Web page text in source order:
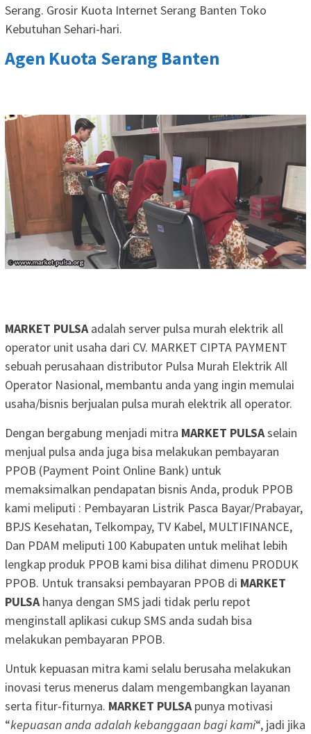
Serang. Grosir Kuota Internet Serang Banten Toko
Kebutuhan Sehari-hari.
Agen Kuota Serang Banten
MARKET PULSAadalah server pulsa murah elektrik all
operator unit usaha dari CV. MARKET CIPTA PAYMENT
sebuah perusahaan distributor Pulsa Murah Elektrik All
Operator Nasional, membantu anda yang ingin memulai
usaha/bisnis berjualan pulsa murah elektrik all operator.
Dengan bergabung menjadi mitra MARKET PULSAselain
menjual pulsa anda juga bisa melakukan pembayaran
PPOB (Payment Point Online Bank) untuk
memaksimalkan pendapatan bisnis Anda, produk PPOB
kami meliputi : Pembayaran Listrik Pasca Bayar/Prabayar,
BPJS Kesehatan, Telkompay, TV Kabel, MULTIFINANCE,
Dan PDAM meliputi 100 Kabupaten untuk melihat lebih
lengkap produk PPOB kami bisa dilihat dimenu PRODUK
PPOB. Untuk transaksi pembayaran PPOB di MARKET
PULSAhanya dengan SMS jadi tidak perlu repot
menginstall aplikasi cukup SMS anda sudah bisa
melakukan pembayaran PPOB.
Untuk kepuasan mitra kami selalu berusaha melakukan
inovasi terus menerus dalam mengembangkan layanan
serta fitur-fiturnya. MARKET PULSApunya motivasi
“kepuasan anda adalah kebanggaan bagi kami“, jadi jika